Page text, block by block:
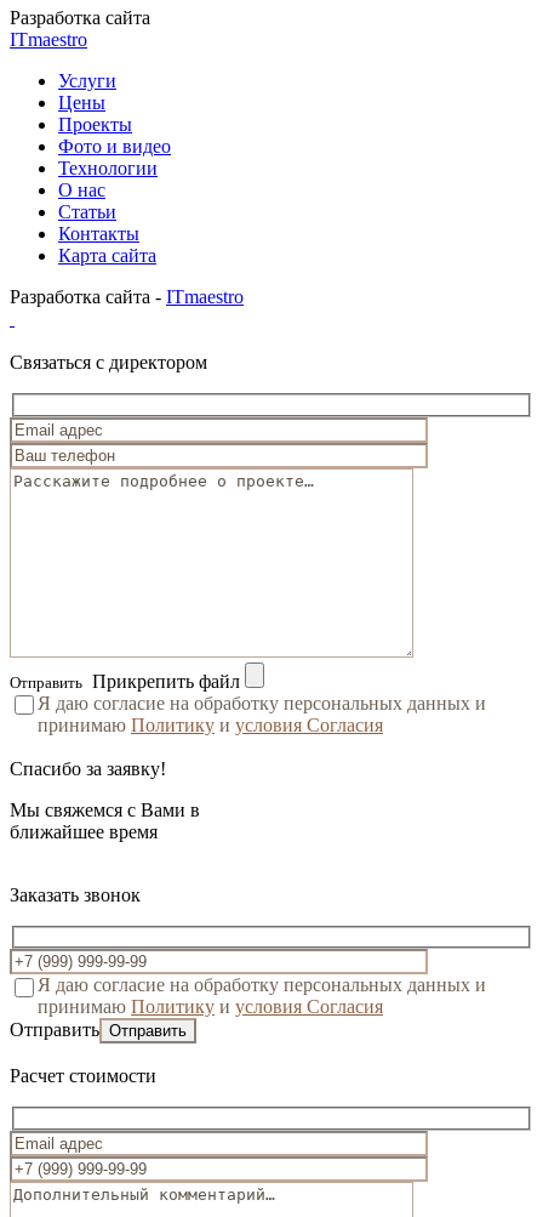
Разработка сайта
ITmaestro
Услуги
Цены
Проекты
Фото и видео
Технологии
О нас
Статьи
Контакты
Карта сайта
Разработка сайта - ITmaestro
Связаться с директором
Отправить Прикрепить файл
Я даю согласие на обработку персональных данных и
принимаю Политику и условия Согласия
Спасибо за заявку!
Мы свяжемся с Вами в
ближайшее время
Заказать звонок
Я даю согласие на обработку персональных данных и
принимаю Политику и условия Согласия
Отправить
Расчет стоимости